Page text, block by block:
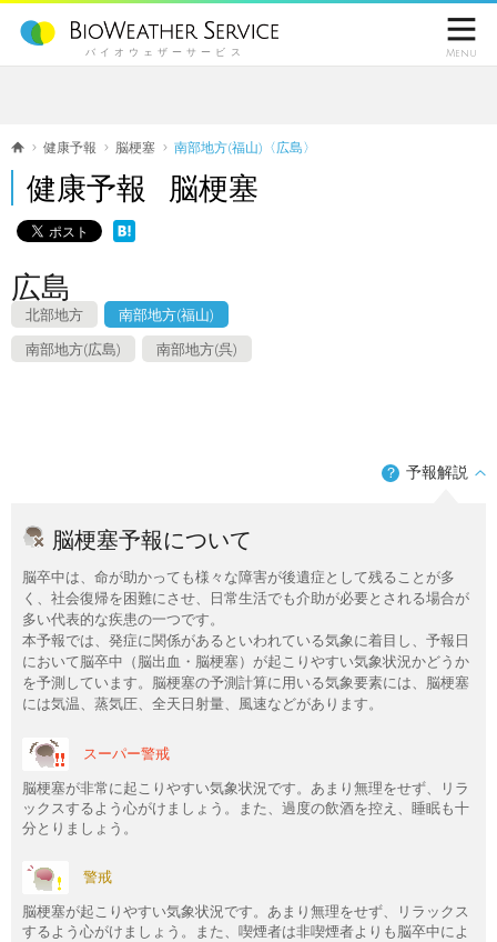
バイオウェザーサービス

Menu
健康予報 脳梗塞 南部地方(福山)〈広島〉
健康予報 脳梗塞
広島
北部地方 南部地方(福山)
南部地方(広島) 南部地方(呉)
？ 予報解説
脳梗塞予報について
脳卒中は、命が助かっても様々な障害が後遺症として残ることが多
く、社会復帰を困難にさせ、日常生活でも介助が必要とされる場合が
多い代表的な疾患の一つです。
本予報では、発症に関係があるといわれている気象に着目し、予報日
において脳卒中（脳出血・脳梗塞）が起こりやすい気象状況かどうか
を予測しています。脳梗塞の予測計算に用いる気象要素には、脳梗塞
には気温、蒸気圧、全天日射量、風速などがあります。
スーパー警戒
脳梗塞が非常に起こりやすい気象状況です。あまり無理をせず、リラ
ックスするよう心がけましょう。また、過度の飲酒を控え、睡眠も十
分とりましょう。
警戒
脳梗塞が起こりやすい気象状況です。あまり無理をせず、リラックス
するよう心がけましょう。また、喫煙者は非喫煙者よりも脳卒中によ